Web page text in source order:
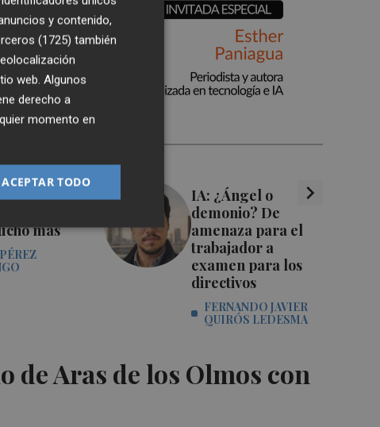
el
más
IA: ¿Ángel o
demonio? De
amenaza para el
trabajador a
examen para los
directivos
FERNANDO JAVIER
QUIRÓS LEDESMA
chevron_right
de Aras de los Olmos con
y contenido,
(1725) también
web. Algunos
derecho a
momento en
ACEPTAR TODO